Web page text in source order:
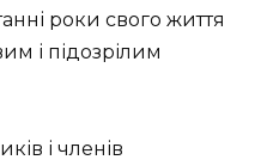
роки свого життя
і підозрілим
і членів